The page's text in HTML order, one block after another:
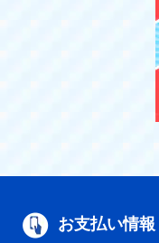
お支払い情報